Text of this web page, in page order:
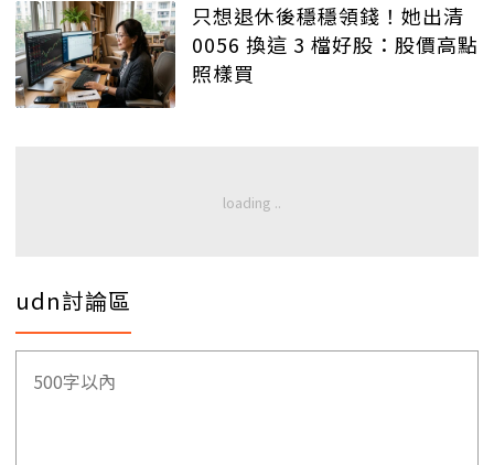
只想退休後穩穩領錢！她出清
0056 換這 3 檔好股：股價高點
照樣買
udn討論區